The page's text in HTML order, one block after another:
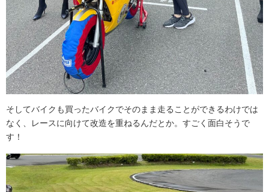
そしてバイクも買ったバイクでそのまま走ることができるわけでは
なく、レースに向けて改造を重ねるんだとか。すごく面白そうで
す！